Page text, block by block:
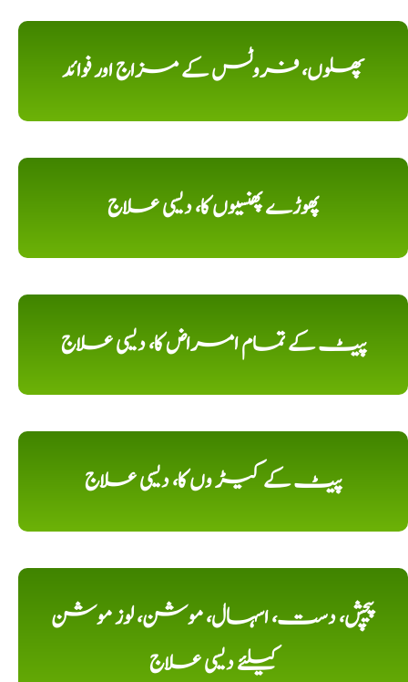
پھلوں، فروٹس کے مزاج اور فوائد
پھوڑے پھنسیوں کا، دیسی علاج
پیٹ کے تمام امراض کا، دیسی علاج
پیٹ کے کیڑ وں کا، دیسی علاج
پیچش، دست، اسہال، موشن، لوز موشن
کیلئے دیسی علاج